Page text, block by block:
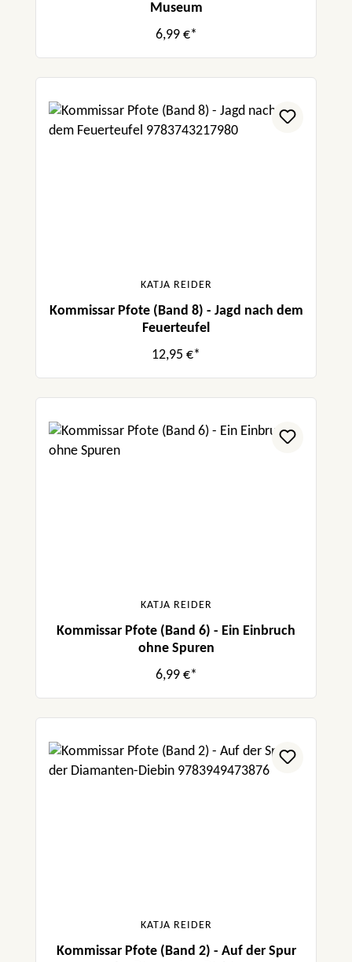
Museum
6,99 €*
KATJA REIDER
Kommissar Pfote (Band 8) - Jagd nach dem
Feuerteufel
12,95 €*
KATJA REIDER
Kommissar Pfote (Band 6) - Ein Einbruch
ohne Spuren
6,99 €*
KATJA REIDER
Kommissar Pfote (Band 2) - Auf der Spur